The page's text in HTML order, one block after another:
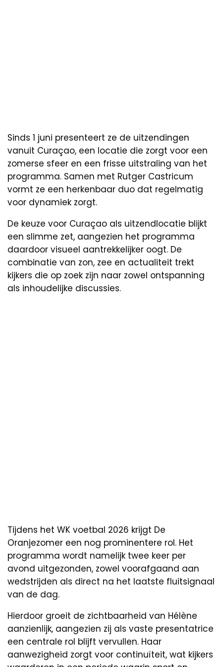
Sinds 1 juni presenteert ze de uitzendingen
vanuit Curaçao, een locatie die zorgt voor een
zomerse sfeer en een frisse uitstraling van het
programma. Samen met Rutger Castricum
vormt ze een herkenbaar duo dat regelmatig
voor dynamiek zorgt.
De keuze voor Curaçao als uitzendlocatie blijkt
een slimme zet, aangezien het programma
daardoor visueel aantrekkelijker oogt. De
combinatie van zon, zee en actualiteit trekt
kijkers die op zoek zijn naar zowel ontspanning
als inhoudelijke discussies.
Tijdens het WK voetbal 2026 krijgt De
Oranjezomer een nog prominentere rol. Het
programma wordt namelijk twee keer per
avond uitgezonden, zowel voorafgaand aan
wedstrijden als direct na het laatste fluitsignaal
van de dag.
Hierdoor groeit de zichtbaarheid van Hélène
aanzienlijk, aangezien zij als vaste presentatrice
een centrale rol blijft vervullen. Haar
aanwezigheid zorgt voor continuïteit, wat kijkers